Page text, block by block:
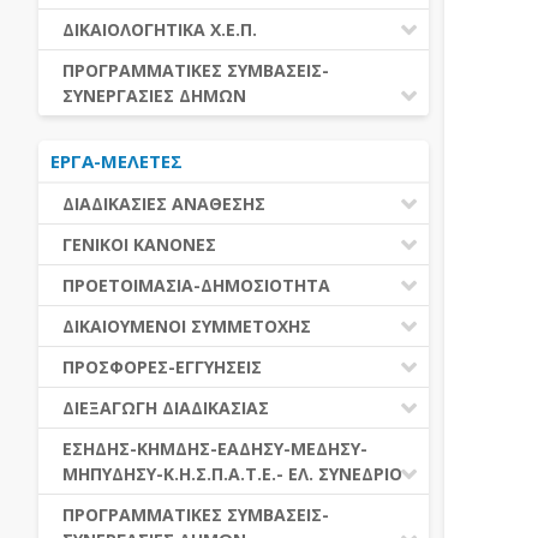
ΕΚΤΕΛΕΣΗ ΥΠΗΡΕΣΙΩΝ
ΕΚΤΕΛΕΣΗ ΠΡΟΜΗΘΕΙΩΝ
ΕΑΑΔΗΣΥ
ΕΑΔΗΣΥ
ΕΛ.ΣΥΝΕΔΡΙΟ
ΕΣΗΔΗΣ
ΔΙΚΑΙΟΛΟΓΗΤΙΚΑ Χ.Ε.Π.
ΔΙΚΑΙΟΛΟΓΗΤΙΚΑ Χ.Ε.Π.
ΠΡΟΓΡΑΜΜΑΤΙΚΕΣ ΣΥΜΒΑΣΕΙΣ-
ΣΥΝΕΡΓΑΣΙΕΣ ΔΗΜΩΝ
ΔΙΕΘΝΕΣ ΚΑΙ ΕΥΡΩΠΑΙΚΟ ΕΠΙΠΕΔΟ
ΠΡΟΓΡΑΜΜΑΤΙΚΕΣ ΣΥΜΒΑΣΕΙΣ
ΕΡΓΑ-ΜΕΛΕΤΕΣ
ΔΙΑΔΙΚΑΣΙΕΣ ΑΝΑΘΕΣΗΣ
ΔΙΑΔΙΚΑΣΙΕΣ ΑΝΑΘΕΣΗΣ
ΣΥΓΚΕΝΤΡΩΤΙΚΕΣ ΔΙΑΔΙΚΑΣΙΕΣ
ΑΝΑΘΕΣΗΣ
ΠΙΝΑΚΕΣ ΔΗΜΟΣΝΕΤ
ΓΕΝΙΚΟΙ ΚΑΝΟΝΕΣ
ΠΕΔΙΟ ΕΦΑΡΜΟΓΗΣ-ΕΝΑΡΞΗ ΙΣΧΥΟΣ
ΗΛΕΚΤΡΟΝΙΚΑ ΜΕΣΑ
ΓΕΝΙΚΕΣ ΑΡΧΕΣ ΚΑΙ ΚΑΝΟΝΕΣ
ΑΞΙΑ ΣΥΜΒΑΣΗΣ
ΕΙΔΗ ΣΥΜΒΑΣΕΩΝ
ΔΙΑΦΟΡΑ
ΠΡΟΕΤΟΙΜΑΣΙΑ-ΔΗΜΟΣΙΟΤΗΤΑ
ΓΝΩΜΟΔΟΤΙΚΑ ΟΡΓΑΝΑ-ΕΠΙΤΡΟΠΕΣ
ΠΡΟΕΤΟΙΜΑΣΙΑ
ΕΓΓΡΑΦΑ ΤΗΣ ΣΥΜΒΑΣΗΣ
ΔΗΜΟΣΙΕΥΣΕΙΣ
ΕΝΑΡΞΗ-ΠΡΟΘΕΣΜΙΕΣ
ΔΙΚΑΙΟΥΜΕΝΟΙ ΣΥΜΜΕΤΟΧΗΣ
ΔΙΚΑΙΟΥΜΕΝΟΙ ΣΥΜΜΕΤΟΧΗΣ
ΚΡΙΤΗΡΙΑ ΕΠΙΛΟΓΗΣ
ΛΟΓΟΙ ΑΠΟΚΛΕΙΣΜΟΥ
ΔΙΚΑΙΟΛΟΓΗΤΙΚΑ ΛΟΓΩΝ
ΑΠΟΚΛΕΙΣΜΟΥ & ΚΡΙΤΗΡΙΩΝ
ΕΠΙΛΟΓΗΣ
ΕΕΕΣ
ΠΡΟΣΦΟΡΕΣ-ΕΓΓΥΗΣΕΙΣ
ΕΓΓΥΗΣΕΙΣ
ΠΡΟΣΦΟΡΕΣ
ΔΙΕΞΑΓΩΓΗ ΔΙΑΔΙΚΑΣΙΑΣ
ΑΞΙΟΛΟΓΗΣΗ ΚΑΙ ΑΝΑΘΕΣΗ
ΑΠΟΤΕΛΕΣΜΑ ΔΙΑΔΙΚΑΣΙΑΣ
ΠΡΟΣΦΥΓΕΣ-ΕΝΣΤΑΣΕΙΣ
ΕΣΗΔΗΣ-ΚΗΜΔΗΣ-ΕΑΔΗΣΥ-ΜΕΔΗΣΥ-
ΜΗΠΥΔΗΣΥ-Κ.Η.Σ.Π.Α.Τ.Ε.- ΕΛ. ΣΥΝΕΔΡΙΟ
ΕΑΑΔΗΣΥ
ΠΡΟΓΡΑΜΜΑΤΙΚΕΣ ΣΥΜΒΑΣΕΙΣ-